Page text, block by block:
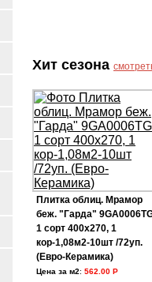
Хит сезона
Плитка облиц. Мрамор
беж. "Гарда"
1 сорт 400х270, 1
кор-1,08м2-10шт /72уп.
(Евро-Керамика)
Цена за м2: 562.00 Р